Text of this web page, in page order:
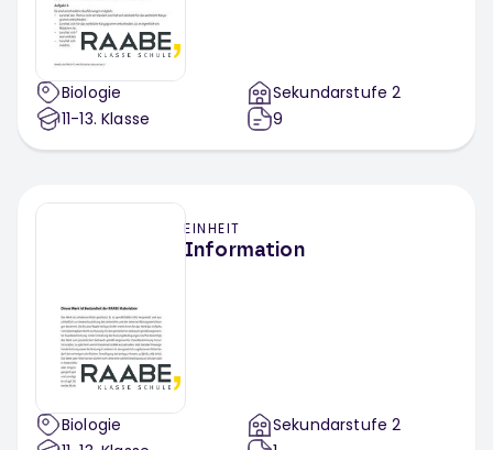
Biologie
11-13. Klasse
Sekundarstufe 2
9
EINHEIT
Information
Biologie
Sekundarstufe 2